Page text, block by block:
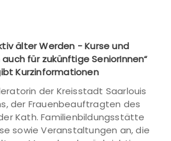
älter Werden - Kurse und
für zukünftige SeniorInnen“
Kurzinformationen
der Kreisstadt Saarlouis
der Frauenbeauftragten des
Kath. Familienbildungsstätte
sowie Veranstaltungen an, die